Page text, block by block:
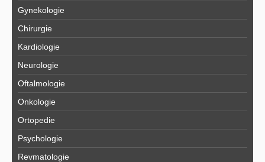
Gynekologie
Chirurgie
Kardiologie
Neurologie
Oftalmologie
Onkologie
Ortopedie
Psychologie
Revmatologie